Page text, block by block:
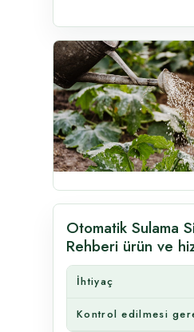
Otomatik Sulama
Rehberi ürün ve
İhtiyaç
Kontrol edilmesi